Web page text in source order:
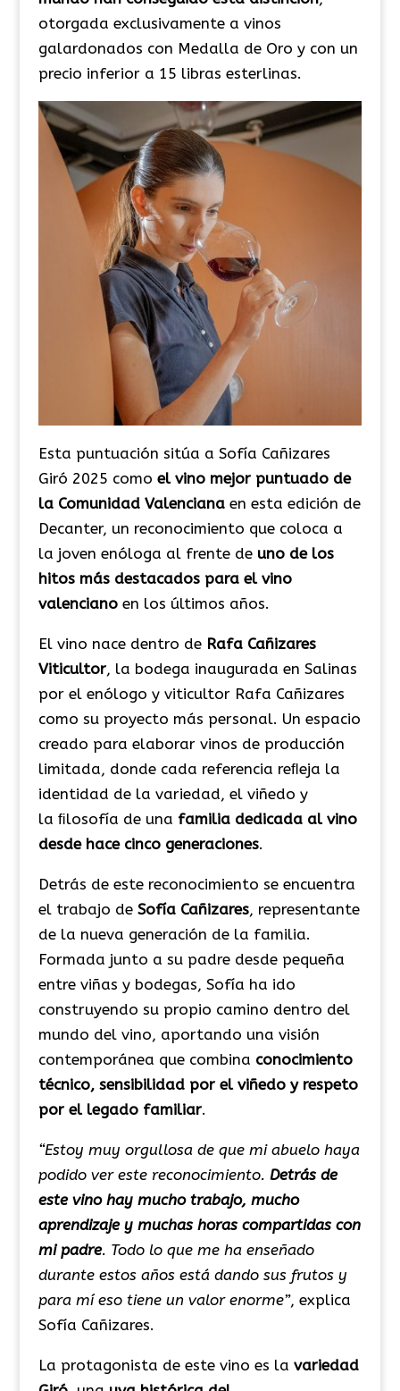
otorgada exclusivamente a vinos
galardonados con Medalla de Oro y con un
precio inferior a 15 libras esterlinas.
Esta puntuación sitúa a Sofía Cañizares
Giró 2025 como el vino mejor puntuado de
la Comunidad Valencianaen esta edición de
Decanter, un reconocimiento que coloca a
la joven enóloga al frente de uno de los
hitos más destacados para el vino
valencianoen los últimos años.
El vino nace dentro de Rafa Cañizares
Viticultor, la bodega inaugurada en Salinas
por el enólogo y viticultor Rafa Cañizares
como su proyecto más personal. Un espacio
creado para elaborar vinos de producción
limitada, donde cada referencia reﬂeja la
identidad de la variedad, el viñedo y
la ﬁlosofía de una familia dedicada al vino
desde hace cinco generaciones.
Detrás de este reconocimiento se encuentra
el trabajo de Sofía Cañizares, representante
de la nueva generación de la familia.
Formada junto a su padre desde pequeña
entre viñas y bodegas, Sofía ha ido
construyendo su propio camino dentro del
mundo del vino, aportando una visión
contemporánea que combina conocimiento
técnico, sensibilidad por el viñedo y respeto
por el legado familiar.
“Estoy muy orgullosa de que mi abuelo haya
podido ver este reconocimiento. Detrás de
este vino hay mucho trabajo, mucho
aprendizaje y muchas horas compartidas con
mi padre. Todo lo que me ha enseñado
durante estos años está dando sus frutos y
para mí eso tiene un valor enorme”, explica
Sofía Cañizares.
La protagonista de este vino es la variedad